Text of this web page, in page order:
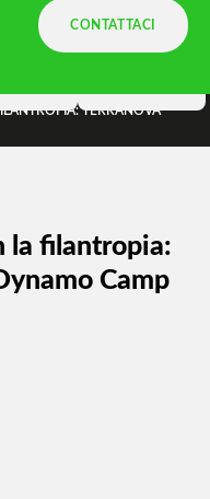
CONTATTACI
TERRANOVA
la filantropia:
Camp